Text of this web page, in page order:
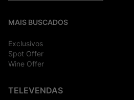
MAIS BUSCADOS
Exclusivos
Spot Offer
Wine Offer
TELEVENDAS